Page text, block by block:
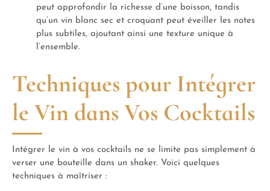
peut approfondir la richesse d’une boisson, tandis
qu’un vin blanc sec et croquant peut éveiller les notes
plus subtiles, ajoutant ainsi une texture unique à
l’ensemble.
Techniques pour Intégrer
le Vin dans Vos Cocktails
Intégrer le vin à vos cocktails ne se limite pas simplement à
verser une bouteille dans un shaker. Voici quelques
techniques à maîtriser :